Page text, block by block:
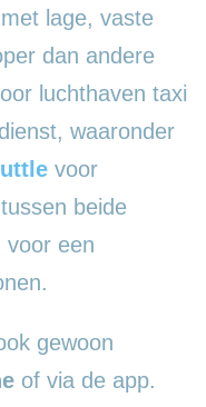
lage, vaste
dan andere
luchthaven taxi
waaronder
voor
beide
voor een
gewoon
of via de app.